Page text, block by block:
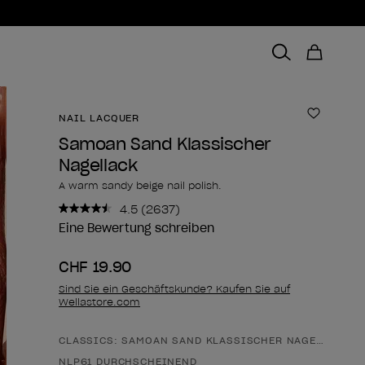
NAIL LACQUER Zur
Samoan Sand Klassischer
Nagellack
A warm sandy beige nail polish.
4.5 2637
Bewertungen
lesen..
Seite.
(2637)
Eine Bewertung schreiben
CHF 19.90
Sind Sie ein Geschäftskunde? Kaufen Sie auf
Wellastore.com
Form des Produkts
CLASSICS: SAMOAN SAND KLASSISCHER NAGELLACK
NLP61 DURCHSCHEINEND